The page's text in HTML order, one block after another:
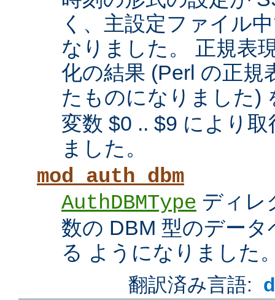
く、主設定ファイル
なりました。 正規表
化の結果 (Perl の正規
たものになりました)
変数 $0 .. $9 により
ました。
mod_auth_dbm
AuthDBMType ディレ
数の DBM 型のデー
る ようになりました
翻訳済み言語: